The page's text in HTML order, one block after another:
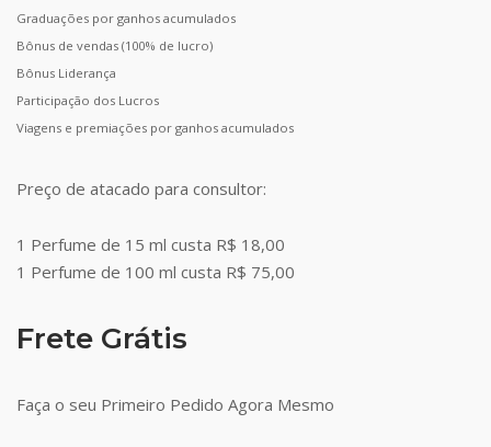
Graduações por ganhos acumulados
Bônus de vendas (100% de lucro)
Bônus Liderança
Participação dos Lucros
Viagens e premiações por ganhos acumulados
Preço de atacado para consultor:
1 Perfume de 15 ml custa R$ 18,00
1 Perfume de 100 ml custa R$ 75,00
Frete Grátis
Faça o seu Primeiro Pedido Agora Mesmo